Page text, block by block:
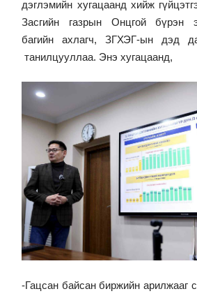
дэглэмийн хугацаанд хийж
Засгийн газрын Онцгой бүрэн
багийн ахлагч, ЗГХЭГ-ын дэд
танилцууллаа. Энэ хугацаанд,
-Гацсан байсан биржийн арилжааг